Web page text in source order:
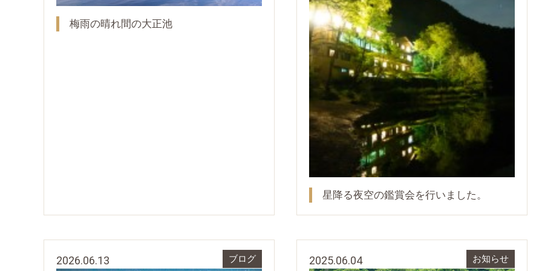
梅雨の晴れ間の大正池
星降る夜空の鑑賞会を行いました。
2026.06.13 ブログ 2025.06.04 お知らせ